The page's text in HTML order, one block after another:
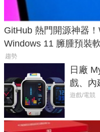
GitHub 熱門開源神器
Windows 11 臃腫預裝
趨勢
日廠
戲、內
不過竟
遊戲/電競